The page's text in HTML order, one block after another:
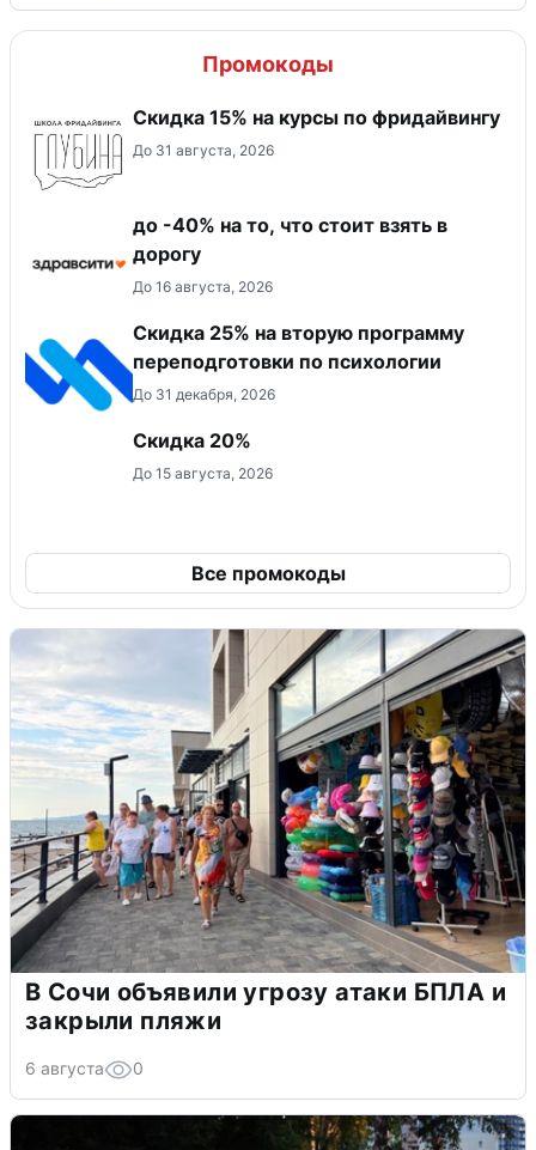
Промокоды
Скидка 15% на курсы по фридайвингу
До 31 августа, 2026
до -40% на то, что стоит взять в
дорогу
До 16 августа, 2026
Скидка 25% на вторую программу
переподготовки по психологии
До 31 декабря, 2026
Скидка 20%
До 15 августа, 2026
Все промокоды
В Сочи объявили угрозу атаки БПЛА и
закрыли пляжи
6 августа 0